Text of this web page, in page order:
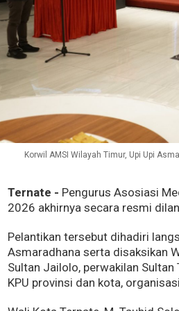
Korwil AMSI Wilayah Timur, Upi Upi
Ternate - Pengurus Asosiasi
2026 akhirnya secara resmi
Pelantikan tersebut dihadiri
Asmaradhana serta disaksikan
Sultan Jailolo, perwakilan
KPU provinsi dan kota,